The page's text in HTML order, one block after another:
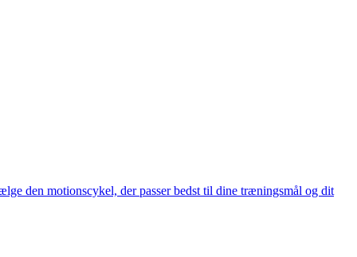
den motionscykel, der passer bedst til dine træningsmål og dit